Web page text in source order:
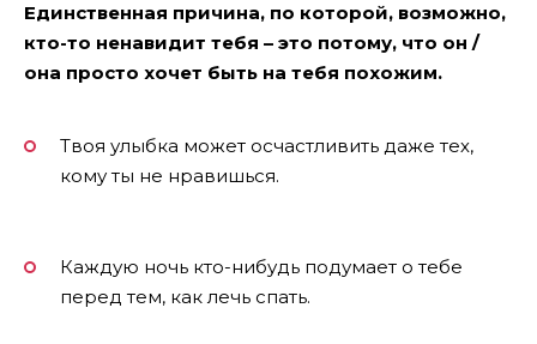
Единственная причина, по которой, возможно,
кто-то ненавидит тебя – это потому, что он /
она просто хочет быть на тебя похожим.
Твоя улыбка может осчастливить даже тех,
кому ты не нравишься.
Каждую ночь кто-нибудь подумает о тебе
перед тем, как лечь спать.